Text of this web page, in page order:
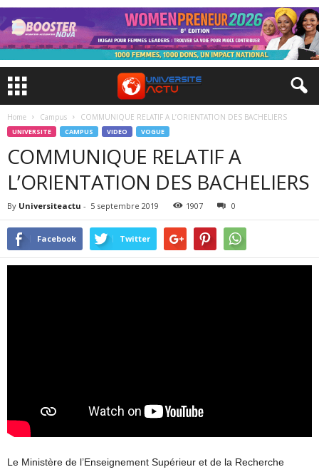
Home Campus COMMUNIQUE RELATIF A L’ORIENTATION DES BACHELIERS
UNIVERSITE CAMPUS VIDEO VOGUE
COMMUNIQUE RELATIF A
L’ORIENTATION DES BACHELIERS
By Universiteactu - 5 septembre 2019 1907 0
Facebook Twitter
Le Ministère de l’Enseignement Supérieur et de la Recherche